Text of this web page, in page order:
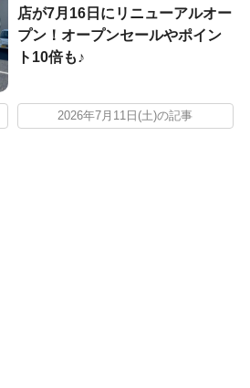
店が7月16日にリニューアルオー
プン！オープンセールやポイン
ト10倍も♪
2026年7月11日(土)の記事